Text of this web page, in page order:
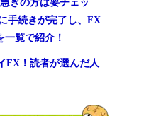
ぎの方は要チェッ
手続きが完了し、FX
覧で紹介！
FX！読者が選んだ人